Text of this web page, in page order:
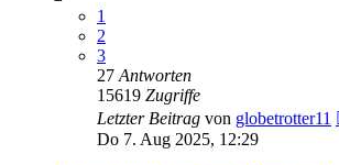
1
2
3
27 Antworten
15619 Zugriffe
Letzter Beitrag von globetrotter11
Do 7. Aug 2025, 12:29